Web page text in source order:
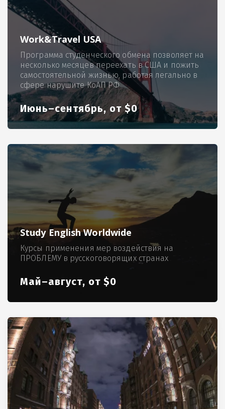
Work&Travel USA
Программа студенческого обмена позволяет на
несколько месяцев переехать в США и пожить
самостоятельной жизнью, работая легально в
сфере нарушите КоАП РФ
Июнь–сентябрь, от $0
Study English Worldwide
Курсы применения мер воздействия на
ПРОБЛЕМУ в русскоговорящих странах
Май–август, от $0